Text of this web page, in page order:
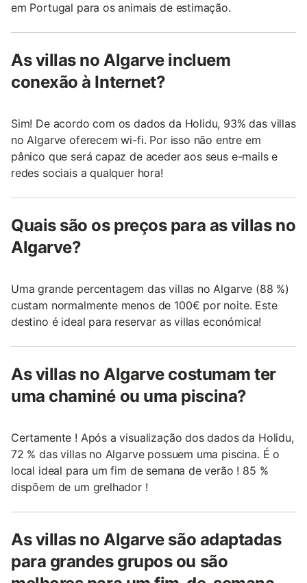
em Portugal para os animais de estimação.
As villas no Algarve incluem
conexão à Internet?
Sim! De acordo com os dados da Holidu, 93% das villas
no Algarve oferecem wi-fi. Por isso não entre em
pânico que será capaz de aceder aos seus e-mails e
redes sociais a qualquer hora!
Quais são os preços para as villas no
Algarve?
Uma grande percentagem das villas no Algarve (88 %)
custam normalmente menos de 100€ por noite. Este
destino é ideal para reservar as villas económica!
As villas no Algarve costumam ter
uma chaminé ou uma piscina?
Certamente ! Após a visualização dos dados da Holidu,
72 % das villas no Algarve possuem uma piscina. É o
local ideal para um fim de semana de verão ! 85 %
dispõem de um grelhador !
As villas no Algarve são adaptadas
para grandes grupos ou são